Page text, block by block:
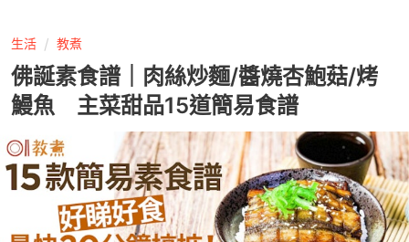
生活 教煮
佛誕素食譜｜肉絲炒麵/醬燒杏鮑菇/烤
鰻魚 主菜甜品15道簡易食譜